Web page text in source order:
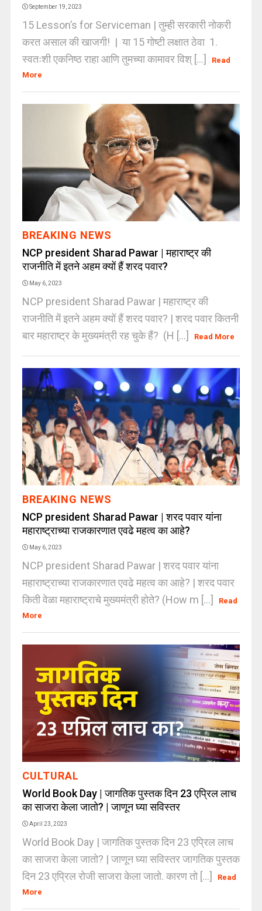
September 19, 2023
15 Lesson’s for Serviceman | तुम्ही सरकारी नोकरी
करत असाल की खाजगी! | या 15 गोष्टी लक्षात ठेवा 1.
स्वतःशी एकनिष्ठ राहा आणि तुमच्या कामावर विश् [...]
Read
More
BREAKING NEWS
NCP president Sharad Pawar | महाराष्ट्र की
राजनीति में इतने अहम क्यों हैं शरद पवार?
May 6, 2023
NCP president Sharad Pawar | महाराष्ट्र की
राजनीति में इतने अहम क्यों हैं शरद पवार? | शरद पवार कितनी
बार महाराष्ट्र के मुख्यमंत्री रह चुके हैं? (H [...]
Read More
BREAKING NEWS
NCP president Sharad Pawar | शरद पवार यांना
महाराष्ट्राच्या राजकारणात एवढे महत्व का आहे?
May 6, 2023
NCP president Sharad Pawar | शरद पवार यांना
महाराष्ट्राच्या राजकारणात एवढे महत्व का आहे? | शरद पवार
किती वेळा महाराष्ट्राचे मुख्यमंत्री होते? (How m [...]
Read
More
CULTURAL
World Book Day | जागतिक पुस्तक दिन 23 एप्रिल लाच
का साजरा केला जातो? | जाणून घ्या सविस्तर
April 23, 2023
World Book Day | जागतिक पुस्तक दिन 23 एप्रिल लाच
का साजरा केला जातो? | जाणून घ्या सविस्तर जागतिक पुस्तक
दिन 23 एप्रिल रोजी साजरा केला जातो. कारण तो [...]
Read
More